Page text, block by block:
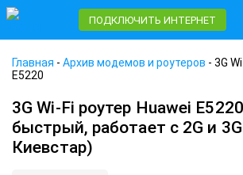
ПОДКЛЮЧИТЬ ИНТЕРНЕТ
Главная - Архив модемов и роутеров - 3G
E5220
3G Wi-Fi роутер Huawei E5220
быстрый, работает с 2G и
Киевстар)